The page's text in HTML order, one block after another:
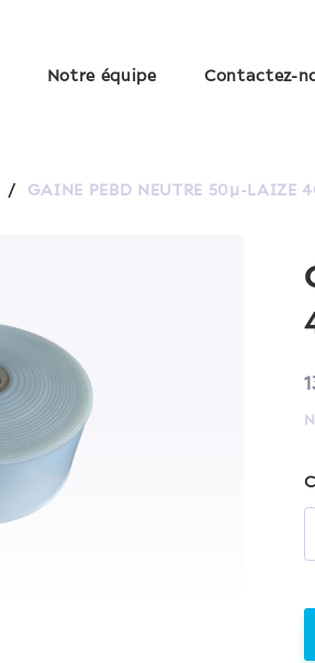
Notre équipe Contactez-
/ GAINE PEBD NEUTRE 50µ-LAIZE